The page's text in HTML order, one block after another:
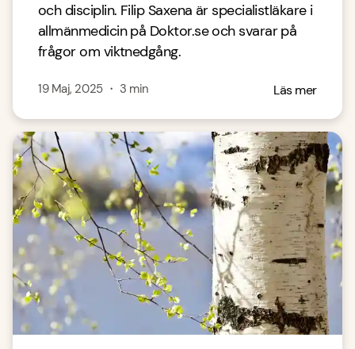
och disciplin. Filip Saxena är specialistläkare i
allmänmedicin på Doktor.se och svarar på
frågor om viktnedgång.
19 Maj, 2025・ 3 min Läs mer